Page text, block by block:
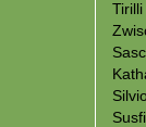
Tirilli
Susfi